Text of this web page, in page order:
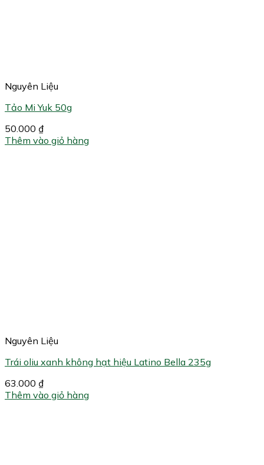
Nguyên Liệu
Tảo Mi Yuk 50g
50.000 ₫
Thêm vào giỏ hàng
Nguyên Liệu
Trái oliu xanh không hạt hiệu Latino Bella 235g
63.000 ₫
Thêm vào giỏ hàng